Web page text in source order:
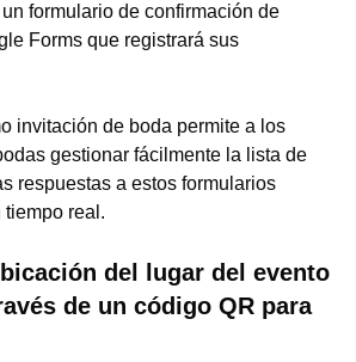
formulario de confirmación de
Forms que registrará sus
invitación de boda permite a los
gestionar fácilmente la lista de
respuestas a estos formularios
real.
del lugar del evento
de un código QR para